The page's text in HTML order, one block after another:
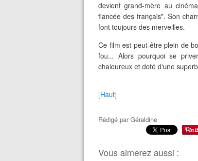
devient grand-mère au
fiancée des français". Son
font toujours des merveilles.
Ce film est peut-être plein de
fou... Alors pourquoi se
chaleureux et doté d'une
[Haut]
Rédigé parGéraldine
Vous aimerez aussi :